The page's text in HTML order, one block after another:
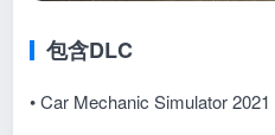
包含DLC
• Car Mechanic Simulator